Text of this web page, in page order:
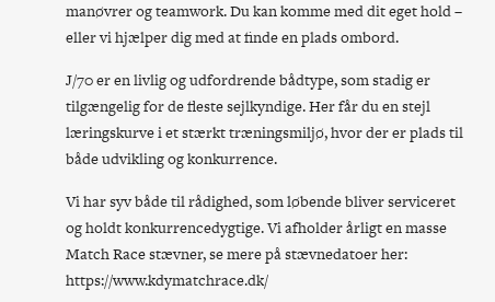
manøvrer og teamwork. Du kan komme med dit eget hold –
eller vi hjælper dig med at finde en plads ombord.
J/70 er en livlig og udfordrende bådtype, som stadig er
tilgængelig for de fleste sejlkyndige. Her får du en stejl
læringskurve i et stærkt træningsmiljø, hvor der er plads til
både udvikling og konkurrence.
Vi har syv både til rådighed, som løbende bliver serviceret
og holdt konkurrencedygtige. Vi afholder årligt en masse
Match Race stævner, se mere på stævnedatoer her:
https://www.kdymatchrace.dk/